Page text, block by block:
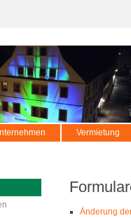
Vermietung
Änderung